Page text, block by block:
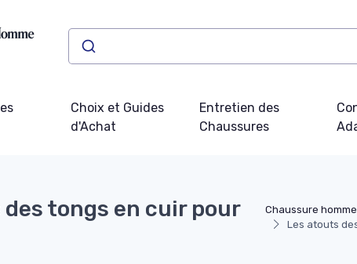
Choix et Guides
d'Achat
Entretien des
Chaussures
Chaussure homme
Les atouts
tongs en cuir pour